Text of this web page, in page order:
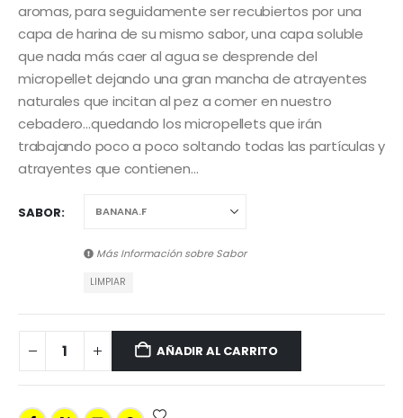
aromas, para seguidamente ser recubiertos por una
capa de harina de su mismo sabor, una capa soluble
que nada más caer al agua se desprende del
micropellet dejando una gran mancha de atrayentes
naturales que incitan al pez a comer en nuestro
cebadero…quedando los micropellets que irán
trabajando poco a poco soltando todas las partículas y
atrayentes que contienen…
SABOR
Más Información sobreSabor
LIMPIAR
AÑADIR AL CARRITO